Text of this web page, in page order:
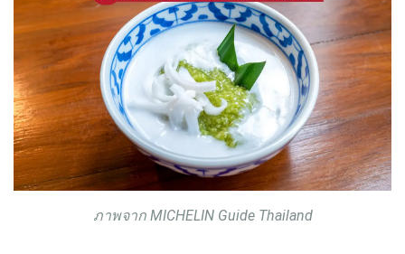
ภาพจาก MICHELIN Guide Thailand